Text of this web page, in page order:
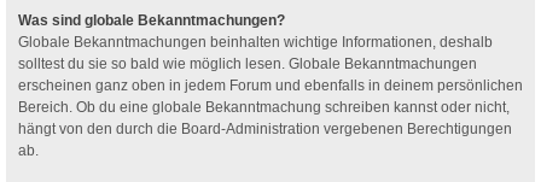
Was sind globale Bekanntmachungen?
Globale Bekanntmachungen beinhalten wichtige Informationen, deshalb
solltest du sie so bald wie möglich lesen. Globale Bekanntmachungen
erscheinen ganz oben in jedem Forum und ebenfalls in deinem persönlichen
Bereich. Ob du eine globale Bekanntmachung schreiben kannst oder nicht,
hängt von den durch die Board-Administration vergebenen Berechtigungen
ab.